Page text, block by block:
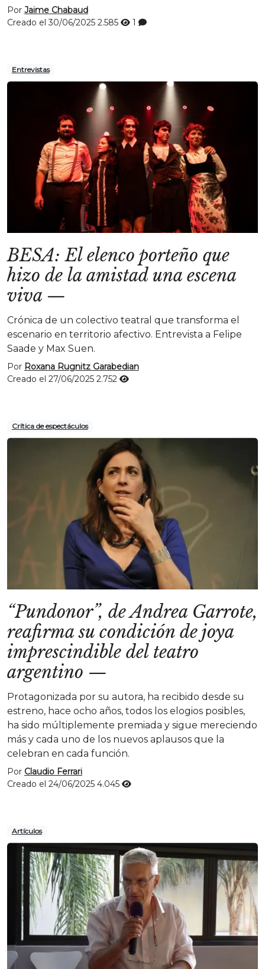
Por Jaime Chabaud
Creado el 30/06/2025 2.585 1
Entrevistas
BESA: El elenco porteño que
hizo de la amistad una escena
viva —
Crónica de un colectivo teatral que transforma el
escenario en territorio afectivo. Entrevista a Felipe
Saade y Max Suen.
Por Roxana Rugnitz Garabedian
Creado el 27/06/2025 2.752
Crítica de espectáculos
“Pundonor”, de Andrea Garrote,
reafirma su condición de joya
imprescindible del teatro
argentino —
Protagonizada por su autora, ha recibido desde su
estreno, hace ocho años, todos los elogios posibles,
ha sido múltiplemente premiada y sigue mereciendo
más y cada uno de los nuevos aplausos que la
celebran en cada función.
Por Claudio Ferrari
Creado el 24/06/2025 4.045
Artículos